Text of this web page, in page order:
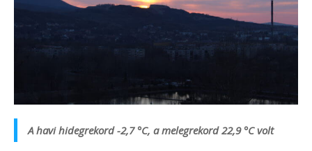
A havi hidegrekord -2,7 °C, a melegrekord 22,9 °C volt